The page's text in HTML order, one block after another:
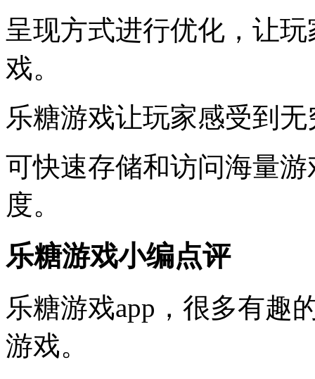
呈现方式进行优化，让
戏。
乐糖游戏让玩家感受到
可快速存储和访问海量
度。
乐糖游戏小编点评
乐糖游戏app，很多有趣
游戏。